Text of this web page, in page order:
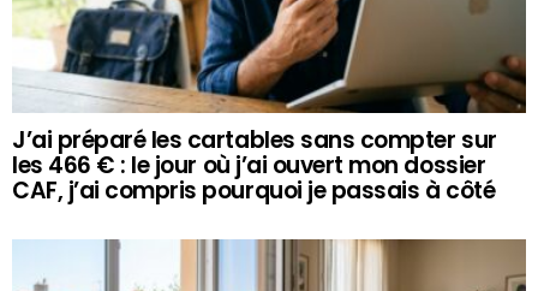
J’ai préparé les cartables sans compter sur
les 466 € : le jour où j’ai ouvert mon dossier
CAF, j’ai compris pourquoi je passais à côté